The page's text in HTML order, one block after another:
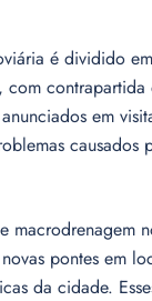
é dividido
com
em
causados
macrodrenagem
pontes em
da cidade.